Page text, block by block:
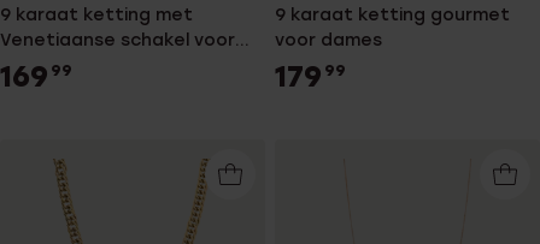
9 karaat ketting met
Venetiaanse schakel voor
dames
169 99
9 karaat ketting gourmet
voor dames
179 99